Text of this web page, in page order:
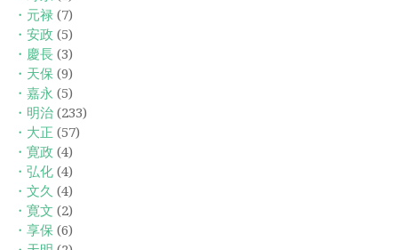
・元禄 (7)
・安政 (5)
・慶長 (3)
・天保 (9)
・嘉永 (5)
・明治 (233)
・大正 (57)
・寛政 (4)
・弘化 (4)
・文久 (4)
・寛文 (2)
・享保 (6)